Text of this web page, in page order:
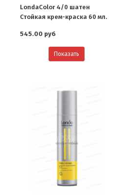
LondaColor 4/0 шатен
Стойкая крем-краска 60 мл.
545.00 руб
Показать